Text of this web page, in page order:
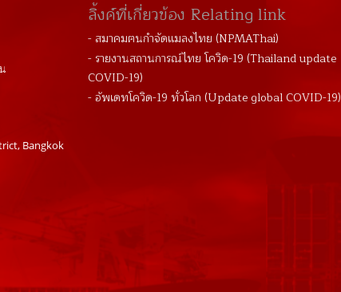
Bangkok
ลิ้งค์ที่เกี่ยวข้อง Relating link
- สมาคมฅนกำจัดแมลงไทย (NPMAThai)
- รายงานสถานการณ์ไทย โควิด-19 (Thailand update
COVID-19)
- อัพเดทโควิด-19 ทั่วโลก (Update global COVID-19)